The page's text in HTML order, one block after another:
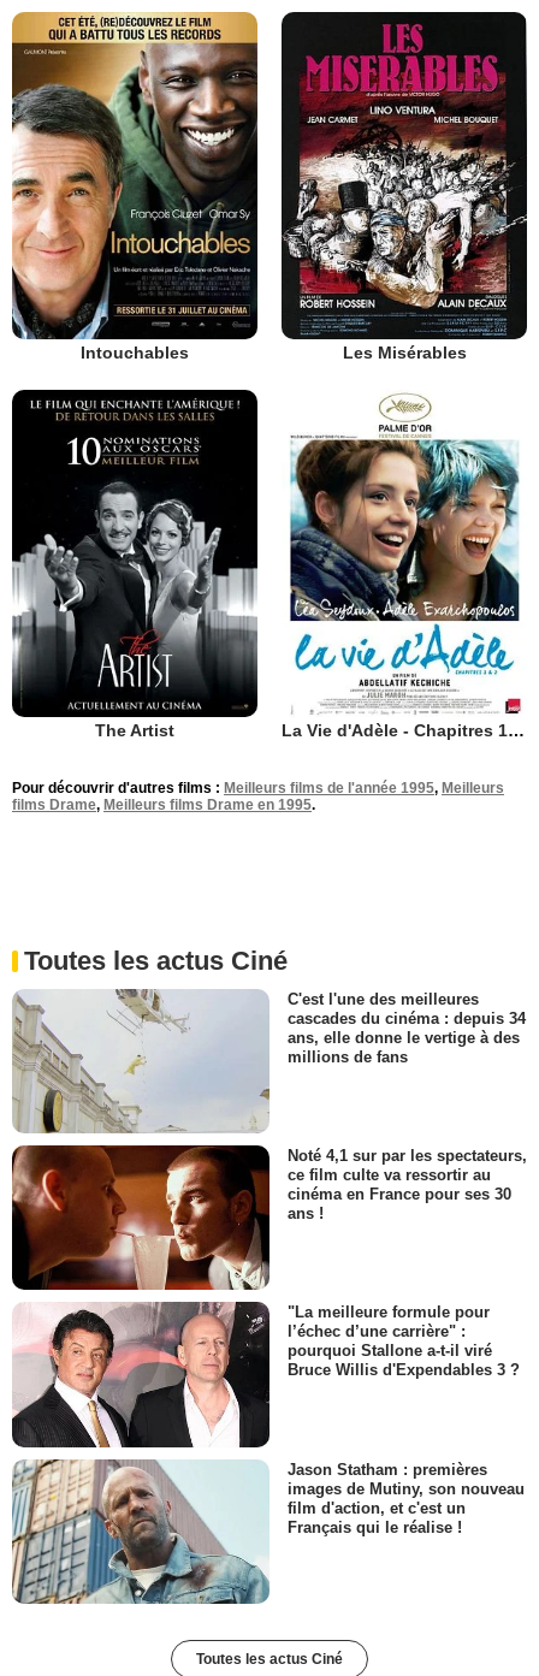
Intouchables Les Misérables
The Artist La Vie d'Adèle - Chapitres 1 et 2
Pour découvrir d'autres films : Meilleurs films de l'année 1995, Meilleurs
films Drame, Meilleurs films Drame en 1995.
Toutes les actus Ciné
C'est l'une des meilleures
cascades du cinéma : depuis 34
ans, elle donne le vertige à des
millions de fans
Noté 4,1 sur par les spectateurs,
ce film culte va ressortir au
cinéma en France pour ses 30
ans !
"La meilleure formule pour
l’échec d’une carrière" :
pourquoi Stallone a-t-il viré
Bruce Willis d'Expendables 3 ?
Jason Statham : premières
images de Mutiny, son nouveau
film d'action, et c'est un
Français qui le réalise !
Toutes les actus Ciné